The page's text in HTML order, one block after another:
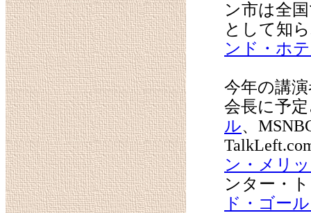
ン市は全
として知
ンド・ホ
今年の講
会長に予
ル、
ン・メリ
ンター・
ド・ゴー